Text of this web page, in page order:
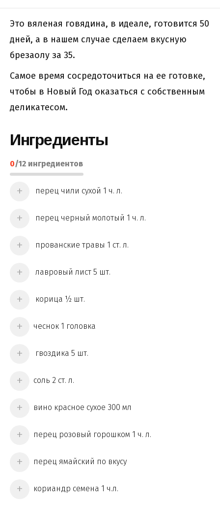
Это вяленая говядина, в идеале, готовится 50
дней, а в нашем случае сделаем вкусную
брезаолу за 35.
Самое время сосредоточиться на ее готовке,
чтобы в Новый Год оказаться с собственным
деликатесом.
Ингредиенты
0/12 ингредиентов
перец чили сухой 1 ч. л.
перец черный молотый 1 ч. л.
прованские травы 1 ст. л.
лавровый лист 5 шт.
корица ½ шт.
чеснок 1 головка
гвоздика 5 шт.
соль 2 ст. л.
вино красное сухое 300 мл
перец розовый горошком 1 ч. л.
перец ямайский по вкусу
кориандр семена 1 ч.л.